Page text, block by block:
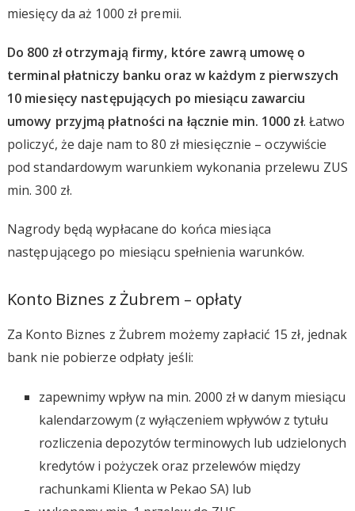
miesięcy da aż 1000 zł premii.
Do 800 zł otrzymają firmy, które zawrą umowę o
terminal płatniczy banku oraz w każdym z pierwszych
10 miesięcy następujących po miesiącu zawarciu
umowy przyjmą płatności na łącznie min. 1000 zł. Łatwo
policzyć, że daje nam to 80 zł miesięcznie – oczywiście
pod standardowym warunkiem wykonania przelewu ZUS
min. 300 zł.
Nagrody będą wypłacane do końca miesiąca
następującego po miesiącu spełnienia warunków.
Konto Biznes z Żubrem – opłaty
Za Konto Biznes z Żubrem możemy zapłacić 15 zł, jednak
bank nie pobierze odpłaty jeśli:
zapewnimy wpływ na min. 2000 zł w danym miesiącu
kalendarzowym (z wyłączeniem wpływów z tytułu
rozliczenia depozytów terminowych lub udzielonych
kredytów i pożyczek oraz przelewów między
rachunkami Klienta w Pekao SA) lub